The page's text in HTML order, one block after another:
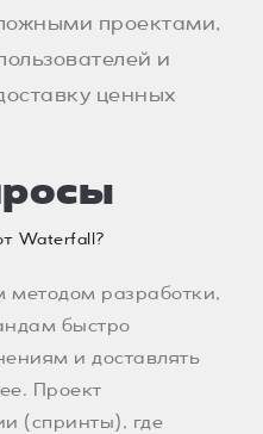
проектами,
и
ценных
Waterfall?
методом разработки,
быстро
и доставлять
Проект
(спринты), где